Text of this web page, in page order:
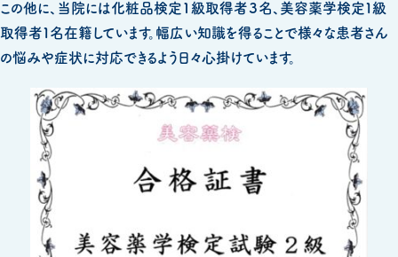
この他に、当院には化粧品検定1級取得者３名、美容薬学検定１級
取得者１名在籍しています。幅広い知識を得ることで様々な患者さん
の悩みや症状に対応できるよう日々心掛けています。